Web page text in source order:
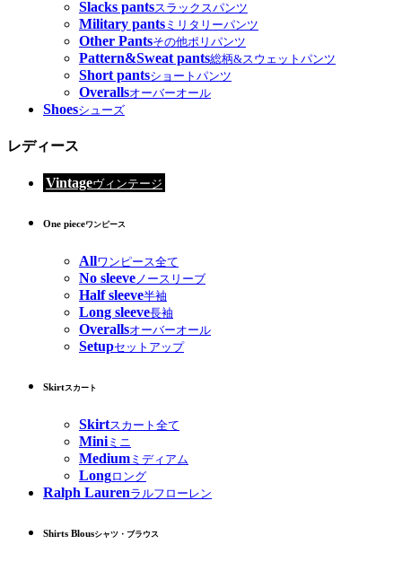
Slacks pantsスラックスパンツ
Military pants ミリタリーパンツ
Other Pantsその他ポリパンツ
Pattern&Sweat pants総柄&スウェットパンツ
Short pantsショートパンツ
Overallsオーバーオール
Shoesシューズ
レディース
Vintageヴィンテージ
One pieceワンピース
Allワンピース全て
No sleeveノースリーブ
Half sleeve半袖
Long sleeve長袖
Overallsオーバーオール
Setupセットアップ
Skirtスカート
Skirtスカート全て
Miniミニ
Medium ミディアム
Longロング
Ralph Laurenラルフローレン
Shirts Blousシャツ・ブラウス